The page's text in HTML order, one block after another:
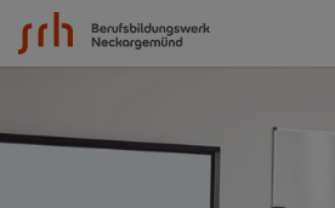
Zum Inhalt springen